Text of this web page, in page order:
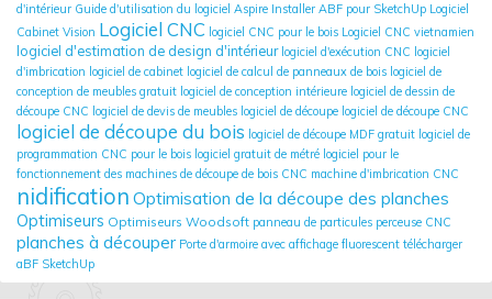
d'intérieur Guide d'utilisation du logiciel Aspire Installer ABF pour SketchUp Logiciel
Cabinet Vision Logiciel CNC logiciel CNC pour le bois Logiciel CNC vietnamien
logiciel d'estimation de design d'intérieur logiciel d'exécution CNC logiciel
d'imbrication logiciel de cabinet logiciel de calcul de panneaux de bois logiciel de
conception de meubles gratuit logiciel de conception intérieure logiciel de dessin de
découpe CNC logiciel de devis de meubles logiciel de découpe logiciel de découpe CNC
logiciel de découpe du bois logiciel de découpe MDF gratuit logiciel de
programmation CNC pour le bois logiciel gratuit de métré logiciel pour le
fonctionnement des machines de découpe de bois CNC machine d'imbrication CNC
nidification Optimisation de la découpe des planches
Optimiseurs Optimiseurs Woodsoft panneau de particules perceuse CNC
planches à découper Porte d'armoire avec affichage fluorescent télécharger
aBF SketchUp